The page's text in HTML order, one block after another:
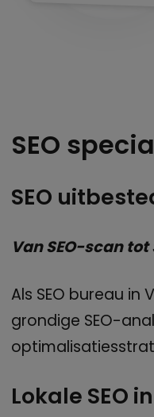
SEO
SEO
Van SEO-scan
Als SEO bureau in
grondige SEO-
Lokale SEO